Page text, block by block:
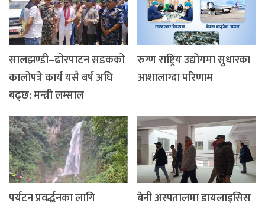
सालझण्डी–ढोरपाटन सडकको
कालोपत्रे कार्य यसै बर्ष अघि
बढ्छ: मन्त्री लम्साल
रुग्ण राष्ट्रिय उद्योगमा सुधारका
आशालाग्दा परिणाम
पर्यटन प्रवर्द्धनका लागि बेनी अस्पतालमा डायलाइसिस